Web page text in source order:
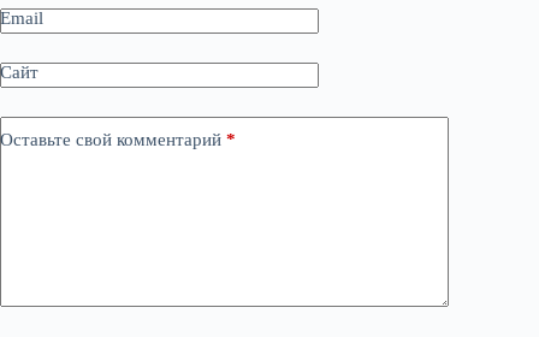
Email
Сайт
Оставьте свой комментарий *